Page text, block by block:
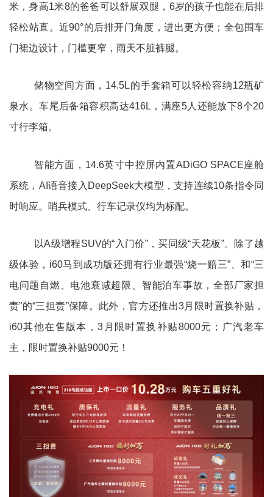
米，身高1米8的爸爸可以舒展双腿，6岁的孩子也能在后排
轻松站直。近90°的后排开门角度，进出更方便；全包围车
门裙边设计，门槛更窄，雨天不脏裤腿。
储物空间方面，14.5L的手套箱可以轻松容纳12瓶矿
泉水。车尾后备箱容积高达416L，满座5人还能放下8个20
寸行李箱。
智能方面，14.6英寸中控屏内置ADiGO SPACE座舱
系统，AI语音接入DeepSeek大模型，支持连续10条指令同
时响应。哨兵模式、行车记录仪均为标配。
以A级增程SUV的“入门价”，买同级“天花板”。除了越
级体验，i60马到成功版还拥有行业最强“烧一赔三”、和“三
电问题自燃、电池衰减超限、智能泊车事故，全部厂家担
责”的“三担责”保障。此外，官方还推出3月限时置换补贴，
i60其他在售版本，3月限时置换补贴8000元；广汽老车
主，限时置换补贴9000元！